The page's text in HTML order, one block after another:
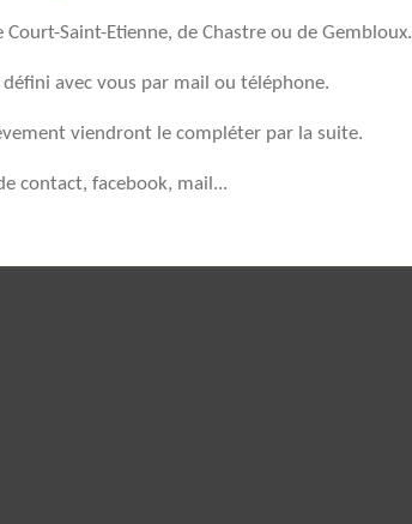
Saint-Etienne, de Chastre ou de Gembloux.
avec vous par mail ou téléphone.
viendront le compléter par la suite.
contact, facebook, mail...